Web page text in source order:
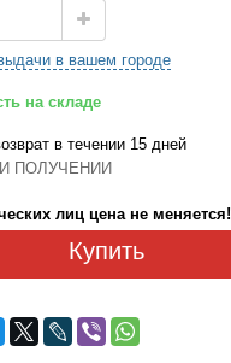
в вашем городе
на складе
в течении 15 дней
ПОЛУЧЕНИИ
лиц цена не меняется!
Купить